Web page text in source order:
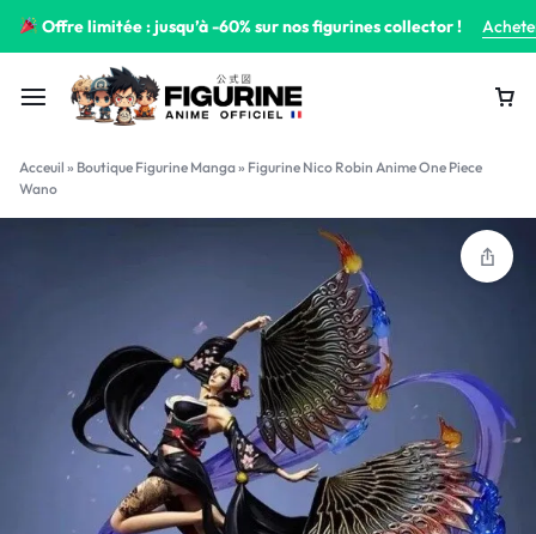
Offre limitée : jusqu’à -60% sur nos figurines collector !
Acceuil » Boutique Figurine Manga» Figurine Nico Robin Anime One Piece
Wano